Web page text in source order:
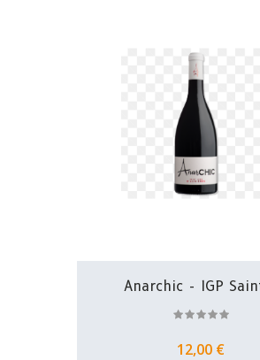
Anarchic - IGP
12,00 €